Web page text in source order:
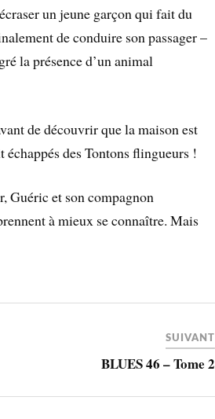
un jeune garçon qui fait du
de conduire son passager –
la présence d’un animal
de découvrir que la maison est
des Tontons flingueurs !
Guéric et son compagnon
à mieux se connaître. Mais
SUIVANT
BLUES 46 – Tome 2